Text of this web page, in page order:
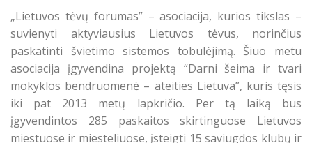
„Lietuvos tėvų forumas” – asociacija, kurios tikslas –
suvienyti aktyviausius Lietuvos tėvus, norinčius
paskatinti švietimo sistemos tobulėjimą. Šiuo metu
asociacija įgyvendina projektą “Darni šeima ir tvari
mokyklos bendruomenė – ateities Lietuva”, kuris tęsis
iki pat 2013 metų lapkričio. Per tą laiką bus
įgyvendintos 285 paskaitos skirtinguose Lietuvos
miestuose ir miesteliuose, įsteigti 15 saviugdos klubų ir